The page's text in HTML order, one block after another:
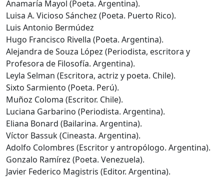
Anamaría Mayol (Poeta. Argentina).
Luisa A. Vicioso Sánchez (Poeta. Puerto Rico).
Luis Antonio Bermúdez
Hugo Francisco Rivella (Poeta. Argentina).
Alejandra de Souza López (Periodista, escritora y
Profesora de Filosofía. Argentina).
Leyla Selman (Escritora, actriz y poeta. Chile).
Sixto Sarmiento (Poeta. Perú).
Muñoz Coloma (Escritor. Chile).
Luciana Garbarino (Periodista. Argentina).
Eliana Bonard (Bailarina. Argentina).
Víctor Bassuk (Cineasta. Argentina).
Adolfo Colombres (Escritor y antropólogo. Argentina).
Gonzalo Ramírez (Poeta. Venezuela).
Javier Federico Magistris (Editor. Argentina).